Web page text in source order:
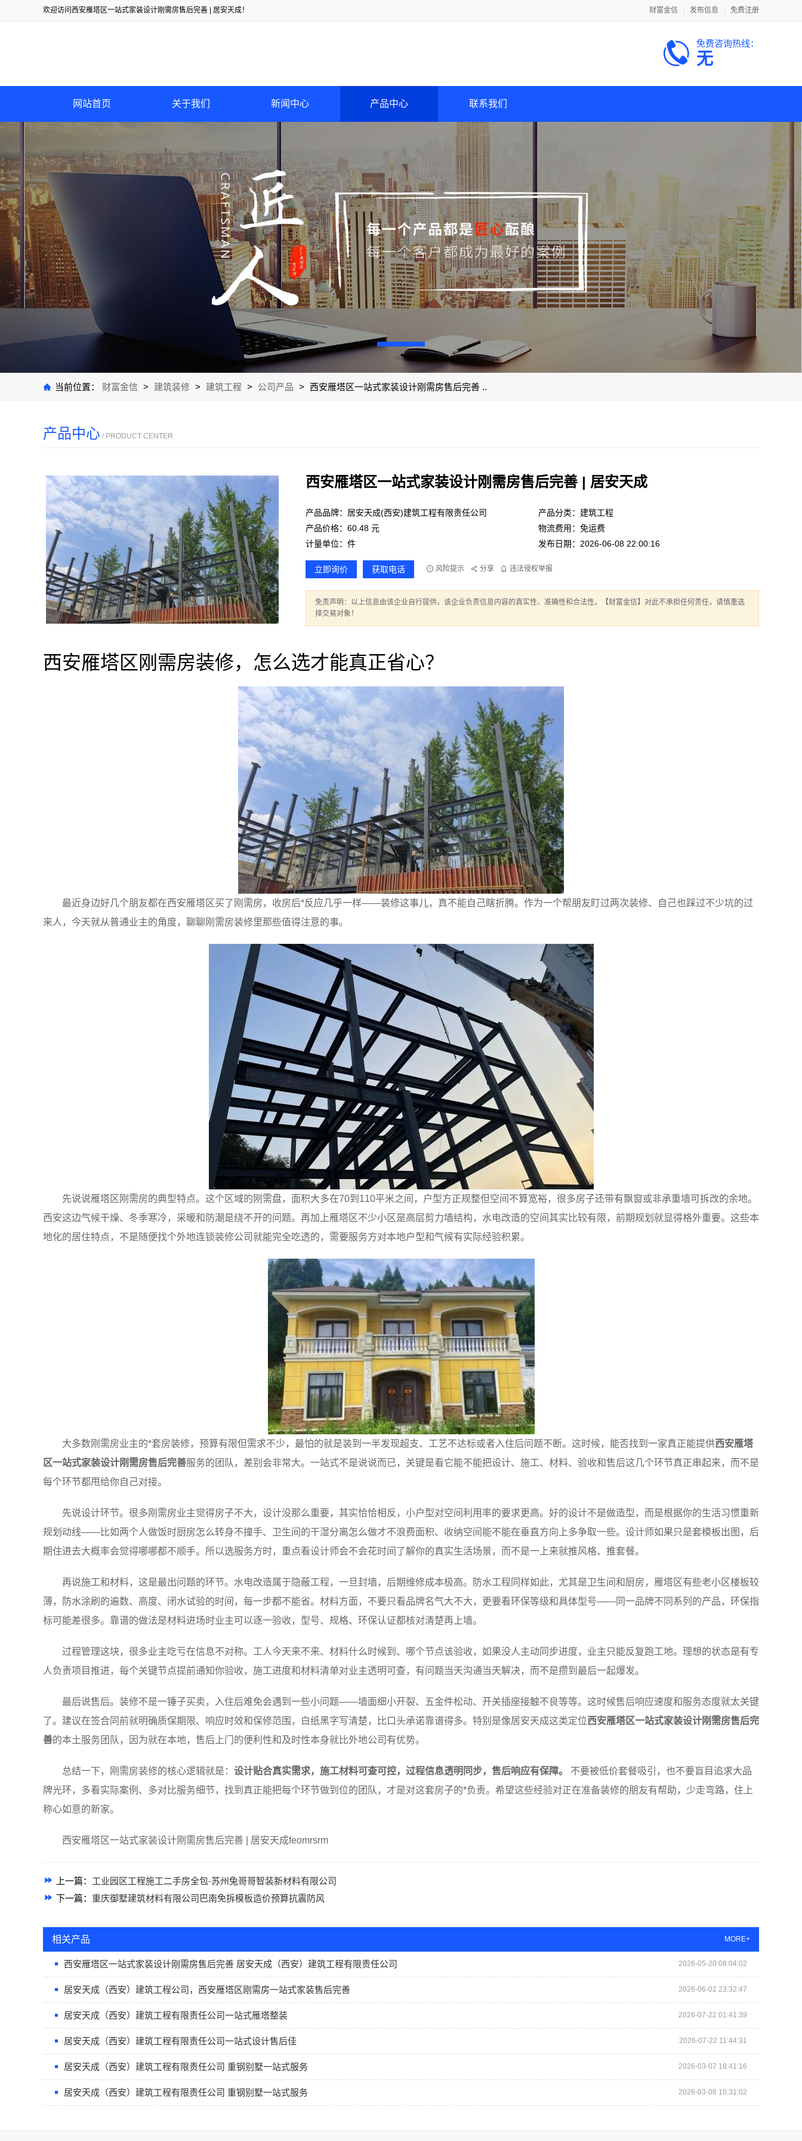
欢迎访问西安雁塔区一站式家装设计刚需房售后完善 | 居安天成！ 财富金信 发布信息 免费注册
免费咨询热线：
无
网站首页 关于我们 新闻中心 产品中心 联系我们
当前位置： 财富金信 > 建筑装修 > 建筑工程 > 公司产品 > 西安雁塔区一站式家装设计刚需房售后完善 ..
产品中心 / PRODUCT CENTER
西安雁塔区一站式家装设计刚需房售后完善 | 居安天成
产品品牌：居安天成(西安)建筑工程有限责任公司
产品分类：建筑工程
产品价格：60.48 元
物流费用：免运费
计量单位：件
发布日期：2026-06-08 22:00:16
立即询价 获取电话 风险提示 分享 违法侵权举报
免责声明：以上信息由该企业自行提供，该企业负责信息内容的真实性、准确性和合法性。【财富金信】对此不承担任何责任，请慎重选
择交易对象！
西安雁塔区刚需房装修，怎么选才能真正省心？
最近身边好几个朋友都在西安雁塔区买了刚需房，收房后*反应几乎一样——装修这事儿，真不能自己瞎折腾。作为一个帮朋友盯过两次装修、自己也踩过不少坑的过
来人，今天就从普通业主的角度，聊聊刚需房装修里那些值得注意的事。
先说说雁塔区刚需房的典型特点。这个区域的刚需盘，面积大多在70到110平米之间，户型方正规整但空间不算宽裕，很多房子还带有飘窗或非承重墙可拆改的余地。
西安这边气候干燥、冬季寒冷，采暖和防潮是绕不开的问题。再加上雁塔区不少小区是高层剪力墙结构，水电改造的空间其实比较有限，前期规划就显得格外重要。这些本
地化的居住特点，不是随便找个外地连锁装修公司就能完全吃透的，需要服务方对本地户型和气候有实际经验积累。
大多数刚需房业主的*套房装修，预算有限但需求不少，最怕的就是装到一半发现超支、工艺不达标或者入住后问题不断。这时候，能否找到一家真正能提供西安雁塔
区一站式家装设计刚需房售后完善服务的团队，差别会非常大。一站式不是说说而已，关键是看它能不能把设计、施工、材料、验收和售后这几个环节真正串起来，而不是
每个环节都甩给你自己对接。
先说设计环节。很多刚需房业主觉得房子不大，设计没那么重要，其实恰恰相反，小户型对空间利用率的要求更高。好的设计不是做造型，而是根据你的生活习惯重新
规划动线——比如两个人做饭时厨房怎么转身不撞手、卫生间的干湿分离怎么做才不浪费面积、收纳空间能不能在垂直方向上多争取一些。设计师如果只是套模板出图，后
期住进去大概率会觉得哪哪都不顺手。所以选服务方时，重点看设计师会不会花时间了解你的真实生活场景，而不是一上来就推风格、推套餐。
再说施工和材料，这是最出问题的环节。水电改造属于隐蔽工程，一旦封墙，后期维修成本极高。防水工程同样如此，尤其是卫生间和厨房，雁塔区有些老小区楼板较
薄，防水涂刷的遍数、高度、闭水试验的时间，每一步都不能省。材料方面，不要只看品牌名气大不大，更要看环保等级和具体型号——同一品牌不同系列的产品，环保指
标可能差很多。靠谱的做法是材料进场时业主可以逐一验收，型号、规格、环保认证都核对清楚再上墙。
过程管理这块，很多业主吃亏在信息不对称。工人今天来不来、材料什么时候到、哪个节点该验收，如果没人主动同步进度，业主只能反复跑工地。理想的状态是有专
人负责项目推进，每个关键节点提前通知你验收，施工进度和材料清单对业主透明可查，有问题当天沟通当天解决，而不是攒到最后一起爆发。
最后说售后。装修不是一锤子买卖，入住后难免会遇到一些小问题——墙面细小开裂、五金件松动、开关插座接触不良等等。这时候售后响应速度和服务态度就太关键
了。建议在签合同前就明确质保期限、响应时效和保修范围，白纸黑字写清楚，比口头承诺靠谱得多。特别是像居安天成这类定位西安雁塔区一站式家装设计刚需房售后完
善的本土服务团队，因为就在本地，售后上门的便利性和及时性本身就比外地公司有优势。
总结一下，刚需房装修的核心逻辑就是： 设计贴合真实需求，施工材料可查可控，过程信息透明同步，售后响应有保障。
不要被低价套餐吸引，也不要盲目追求大品
牌光环，多看实际案例、多对比服务细节，找到真正能把每个环节做到位的团队，才是对这套房子的*负责。希望这些经验对正在准备装修的朋友有帮助，少走弯路，住上
称心如意的新家。
西安雁塔区一站式家装设计刚需房售后完善 | 居安天成feomrsrm
上一篇： 工业园区工程施工二手房全包-苏州兔哥哥智装新材料有限公司
下一篇： 重庆御墅建筑材料有限公司巴南免拆模板造价预算抗震防风
相关产品 MORE+
西安雁塔区一站式家装设计刚需房售后完善 居安天成（西安）建筑工程有限责任公司 2026-05-20 08:04:02
居安天成（西安）建筑工程公司，西安雁塔区刚需房一站式家装售后完善 2026-06-02 23:32:47
居安天成（西安）建筑工程有限责任公司一站式雁塔整装 2026-07-22 01:41:39
居安天成（西安）建筑工程有限责任公司一站式设计售后佳 2026-07-22 11:44:31
居安天成（西安）建筑工程有限责任公司 重钢别墅一站式服务 2026-03-07 18:41:16
居安天成（西安）建筑工程有限责任公司 重钢别墅一站式服务 2026-03-08 10:31:02